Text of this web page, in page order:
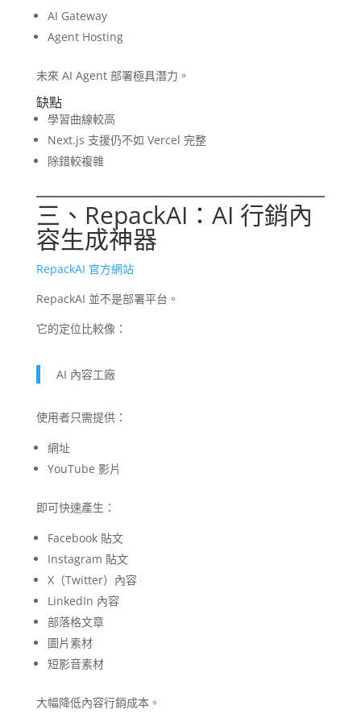
AI Gateway
Agent Hosting
未來 AI Agent 部署極具潛力。
缺點
學習曲線較高
Next.js 支援仍不如 Vercel 完整
除錯較複雜
三、RepackAI：AI 行銷內
容生成神器
RepackAI 官方網站
RepackAI 並不是部署平台。
它的定位比較像：
AI 內容工廠
使用者只需提供：
網址
YouTube 影片
即可快速產生：
Facebook 貼文
Instagram 貼文
X（Twitter）內容
LinkedIn 內容
部落格文章
圖片素材
短影音素材
大幅降低內容行銷成本。